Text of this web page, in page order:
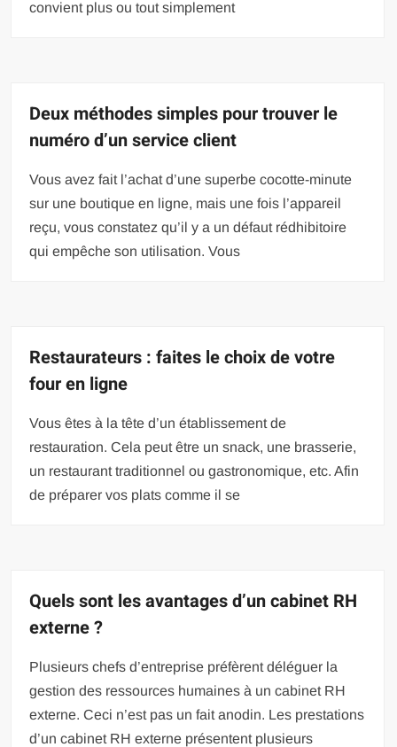
convient plus ou tout simplement
Deux méthodes simples pour trouver le
numéro d’un service client
Vous avez fait l’achat d’une superbe cocotte-minute
sur une boutique en ligne, mais une fois l’appareil
reçu, vous constatez qu’il y a un défaut rédhibitoire
qui empêche son utilisation. Vous
Restaurateurs : faites le choix de votre
four en ligne
Vous êtes à la tête d’un établissement de
restauration. Cela peut être un snack, une brasserie,
un restaurant traditionnel ou gastronomique, etc. Afin
de préparer vos plats comme il se
Quels sont les avantages d’un cabinet RH
externe ?
Plusieurs chefs d’entreprise préfèrent déléguer la
gestion des ressources humaines à un cabinet RH
externe. Ceci n’est pas un fait anodin. Les prestations
d’un cabinet RH externe présentent plusieurs